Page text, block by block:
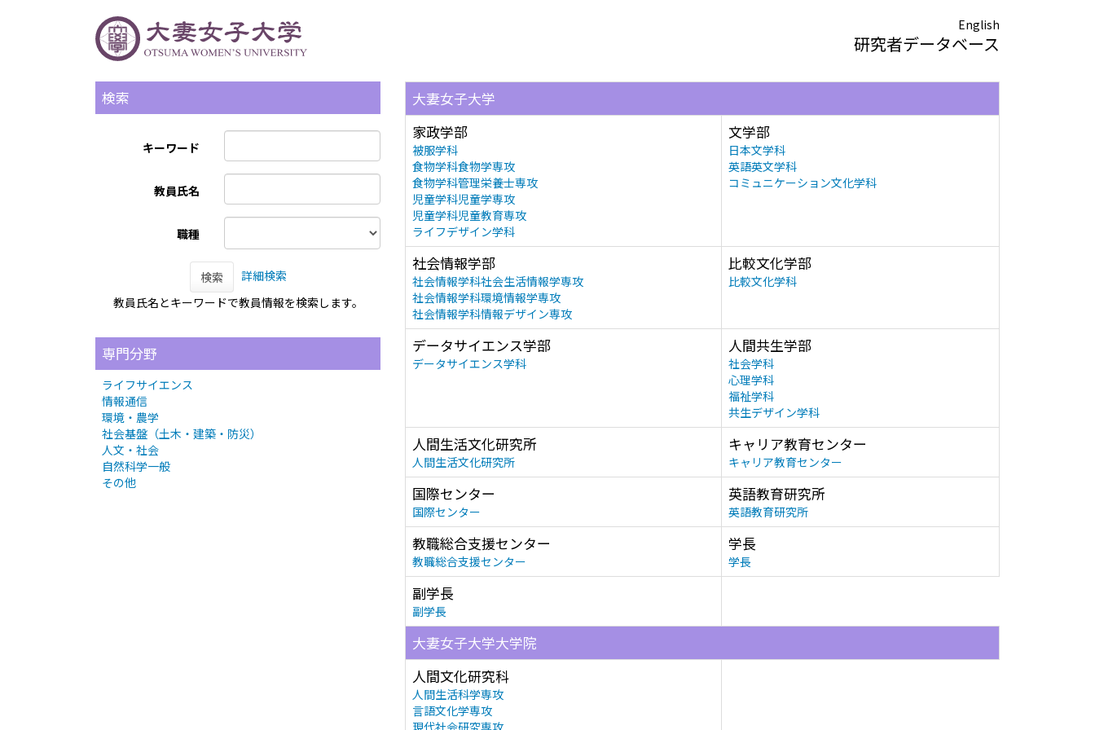
English
研究者データベース
検索
キーワード
教員氏名
職種
検索
詳細検索
教員氏名とキーワードで教員情報を検索します。
専門分野
ライフサイエンス
情報通信
環境・農学
社会基盤（土木・建築・防災）
人文・社会
自然科学一般
その他
大妻女子大学
家政学部
被服学科
食物学科食物学専攻
食物学科管理栄養士専攻
児童学科児童学専攻
児童学科児童教育専攻
ライフデザイン学科
文学部
日本文学科
英語英文学科
コミュニケーション文化学科
社会情報学部
社会情報学科社会生活情報学専攻
社会情報学科環境情報学専攻
社会情報学科情報デザイン専攻
比較文化学部
比較文化学科
データサイエンス学部
データサイエンス学科
人間共生学部
社会学科
心理学科
福祉学科
共生デザイン学科
人間生活文化研究所
人間生活文化研究所
キャリア教育センター
キャリア教育センター
国際センター
国際センター
英語教育研究所
英語教育研究所
教職総合支援センター
教職総合支援センター
学長
学長
副学長
副学長
大妻女子大学大学院
人間文化研究科
人間生活科学専攻
言語文化学専攻
現代社会研究専攻